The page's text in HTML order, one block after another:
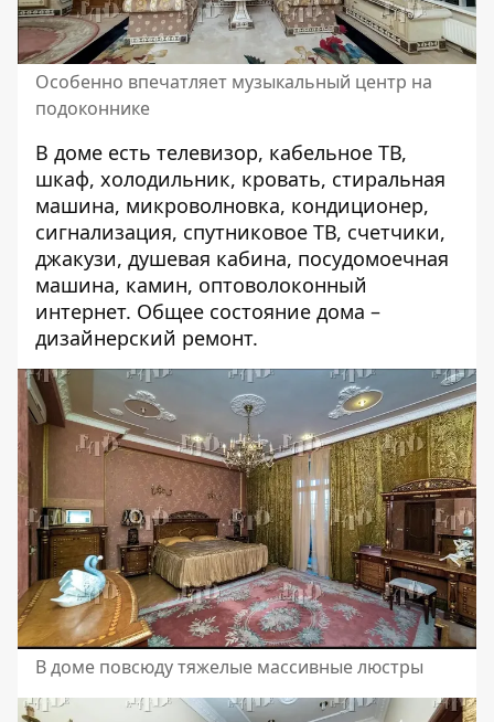
Особенно впечатляет музыкальный центр на
подоконнике
В доме есть телевизор, кабельное ТВ,
шкаф, холодильник, кровать, стиральная
машина, микроволновка, кондиционер,
сигнализация, спутниковое ТВ, счетчики,
джакузи, душевая кабина, посудомоечная
машина, камин, оптоволоконный
интернет. Общее состояние дома –
дизайнерский ремонт.
В доме повсюду тяжелые массивные люстры